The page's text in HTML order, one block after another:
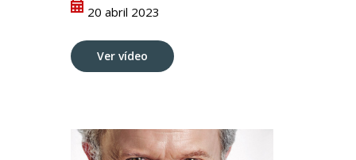
20 abril 2023
Ver vídeo